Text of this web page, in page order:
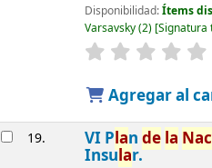
Disponibilidad:Ítems
Varsavsky(2) Signatura
Agregar al
19. VI Plan de la
Insular.